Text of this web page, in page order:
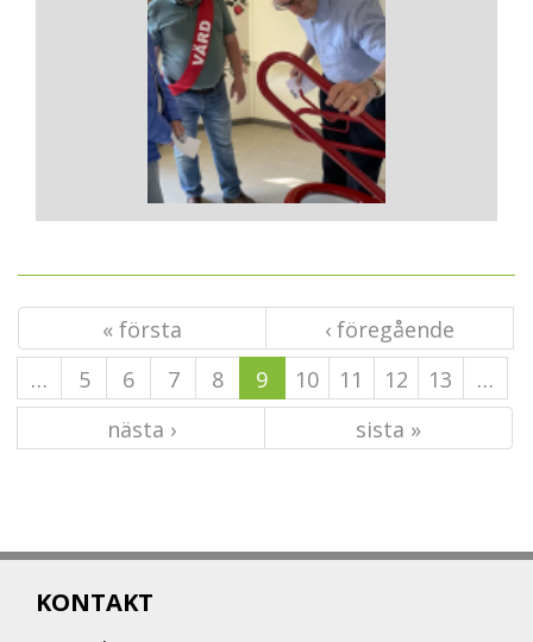
« första
‹ föregående
…
5 6 7 8 9 10 11 12 13
…
nästa ›
sista »
KONTAKT